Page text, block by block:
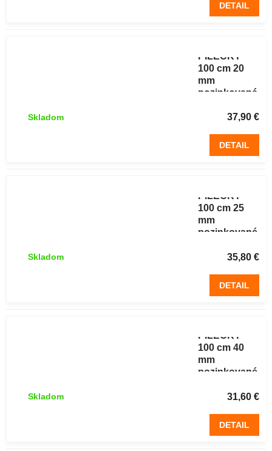
DETAIL
PILECKÝ
100 cm 20
mm
pozinkované
37,90 €
Skladom
DETAIL
PILECKÝ
100 cm 25
mm
pozinkované
35,80 €
Skladom
DETAIL
PILECKÝ
100 cm 40
mm
pozinkované
31,60 €
Skladom
DETAIL